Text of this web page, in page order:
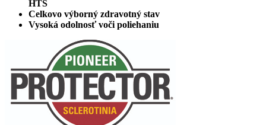
HTS
Celkovo výborný zdravotný stav
Vysoká odolnosť voči poliehaniu